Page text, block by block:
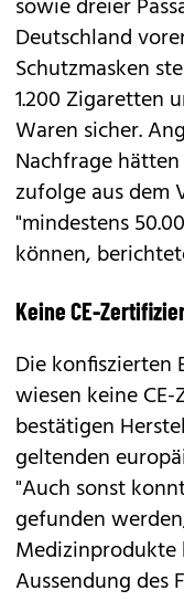
sowie dreier
Deutschland
Schutzmasken
1.200 Zigaretten
Waren sicher.
Nachfrage
zufolge aus dem
"mindestens
können,
Keine CE-
Die konfiszierten
wiesen keine
bestätigen
geltenden
"Auch sonst
gefunden
Medizinprodukte
Aussendung des